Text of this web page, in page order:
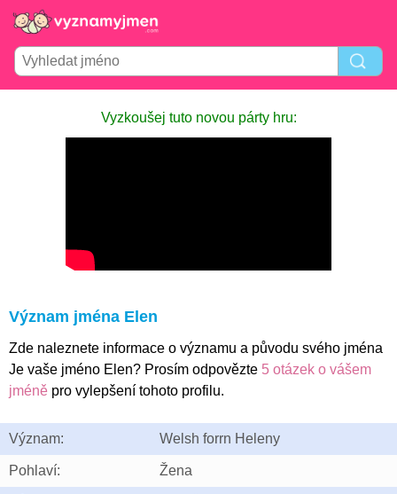
Vyzkoušej tuto novou párty hru:
Význam jména Elen
Zde naleznete informace o významu a původu svého jména
Je vaše jméno Elen? Prosím odpovězte 5 otázek o vášem
jméně pro vylepšení tohoto profilu.
Význam: Welsh forrn Heleny
Pohlaví: Žena